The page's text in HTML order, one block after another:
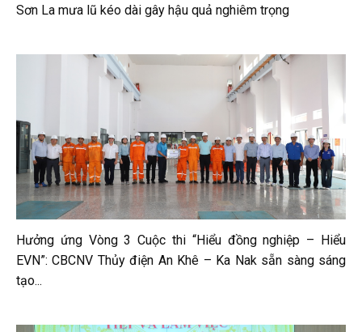
Sơn La mưa lũ kéo dài gây hậu quả nghiêm trọng
Hưởng ứng Vòng 3 Cuộc thi “Hiểu đồng nghiệp – Hiểu
EVN”: CBCNV Thủy điện An Khê – Ka Nak sẵn sàng sáng
tạo...